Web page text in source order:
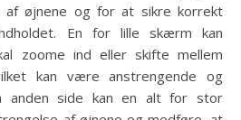
af øjnene og for at sikre korrekt
En for lille skærm kan
zoome ind eller skifte mellem
kan være anstrengende og
anden side kan en alt for stor